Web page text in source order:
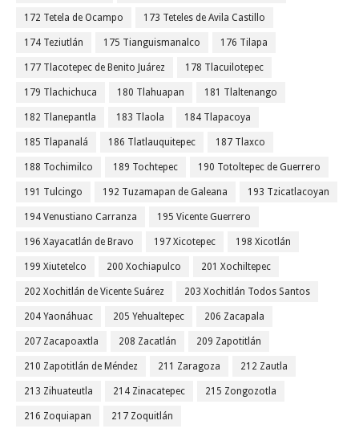
172 Tetela de Ocampo 173 Teteles de Avila Castillo
174 Teziutlán 175 Tianguismanalco 176 Tilapa
177 Tlacotepec de Benito Juárez 178 Tlacuilotepec
179 Tlachichuca 180 Tlahuapan 181 Tlaltenango
182 Tlanepantla 183 Tlaola 184 Tlapacoya
185 Tlapanalá 186 Tlatlauquitepec 187 Tlaxco
188 Tochimilco 189 Tochtepec 190 Totoltepec de Guerrero
191 Tulcingo 192 Tuzamapan de Galeana 193 Tzicatlacoyan
194 Venustiano Carranza 195 Vicente Guerrero
196 Xayacatlán de Bravo 197 Xicotepec 198 Xicotlán
199 Xiutetelco 200 Xochiapulco 201 Xochiltepec
202 Xochitlán de Vicente Suárez 203 Xochitlán Todos Santos
204 Yaonáhuac 205 Yehualtepec 206 Zacapala
207 Zacapoaxtla 208 Zacatlán 209 Zapotitlán
210 Zapotitlán de Méndez 211 Zaragoza 212 Zautla
213 Zihuateutla 214 Zinacatepec 215 Zongozotla
216 Zoquiapan 217 Zoquitlán